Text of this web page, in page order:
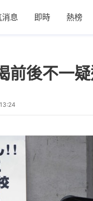
消息 即時 熱榜
前後不一